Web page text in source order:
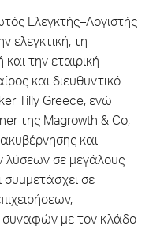
Ελεγκτής–Λογιστής
ελεγκτική, τη
την εταιρική
και διευθυντικό
Tilly Greece, ενώ
της Magrowth & Co,
και
λύσεων σε μεγάλους
συμμετάσχει σε
συναφών με τον κλάδο